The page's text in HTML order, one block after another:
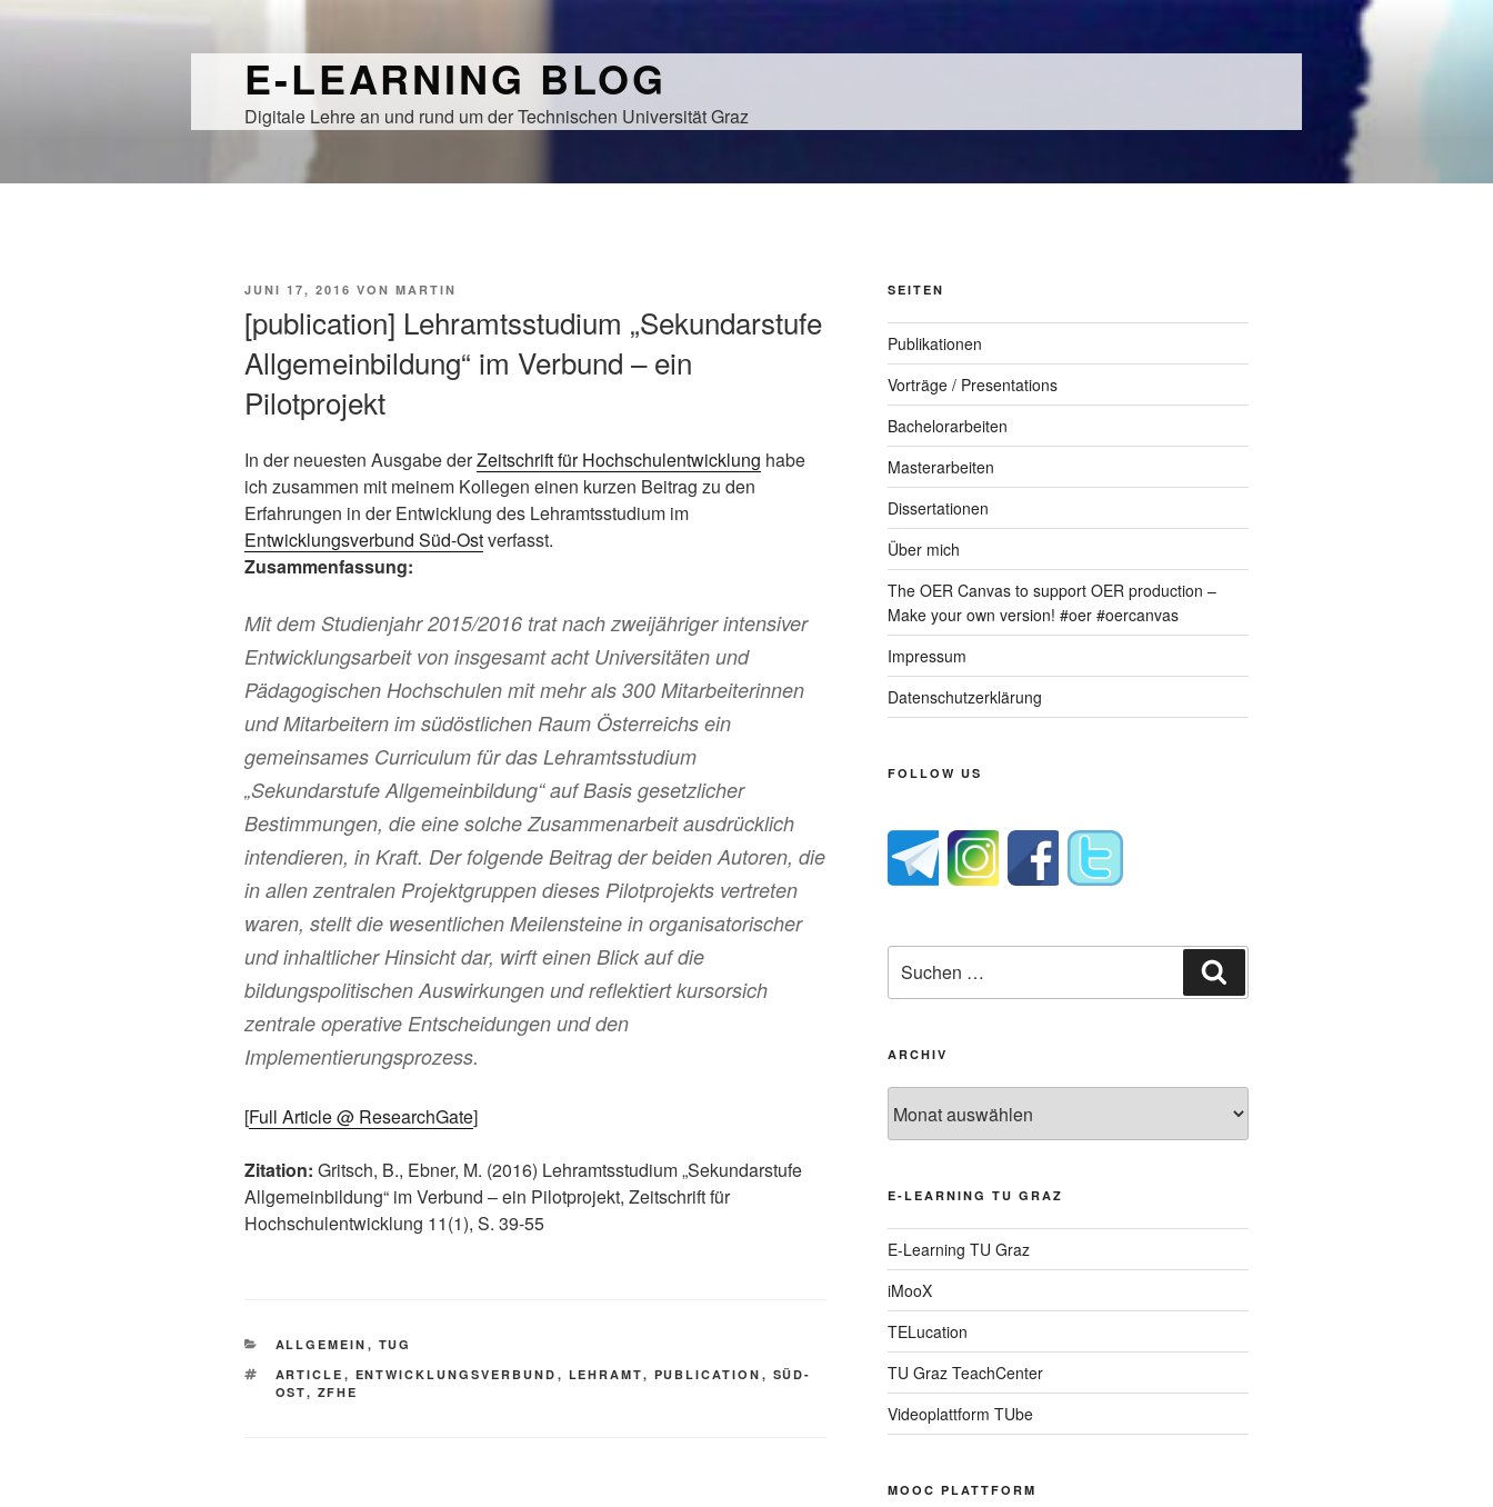
E-LEARNING BLOG
Digitale Lehre an und rund um der Technischen Universität Graz
VERÖFFENTLICHT
JUNI 17, 2016 VON MARTIN
[publication] Lehramtsstudium „Sekundarstufe
Allgemeinbildung“ im Verbund – ein
Pilotprojekt
In der neuesten Ausgabe derZeitschrift für Hochschulentwicklung habe
ich zusammen mit meinem Kollegen einen kurzen Beitrag zu den
Erfahrungen in der Entwicklung des Lehramtsstudium im
Entwicklungsverbund Süd-Ostverfasst.
Zusammenfassung:
Mit dem Studienjahr 2015/2016 trat nach zweijähriger intensiver
Entwicklungsarbeit von insgesamt acht Universitäten und
Pädagogischen Hochschulen mit mehr als 300 Mitarbeiterinnen
und Mitarbeitern im südöstlichen Raum Österreichs ein
gemeinsames Curriculum für das Lehramtsstudium
„Sekundarstufe Allgemeinbildung“ auf Basis gesetzlicher
Bestimmungen, die eine solche Zusammenarbeit ausdrücklich
intendieren, in Kraft. Der folgende Beitrag der beiden Autoren, die
in allen zentralen Projektgruppen dieses Pilotprojekts vertreten
waren, stellt die wesentlichen Meilensteine in organisatorischer
und inhaltlicher Hinsicht dar, wirft einen Blick auf die
bildungspolitischen Auswirkungen und reflektiert kursorsich
zentrale operative Entscheidungen und den
Implementierungsprozess.
[Full Article @ ResearchGate]
Zitation: Gritsch, B., Ebner, M. (2016) Lehramtsstudium „Sekundarstufe
Allgemeinbildung“ im Verbund – ein Pilotprojekt, Zeitschrift für
Hochschulentwicklung 11(1), S. 39-55
KATEGORIEN
ALLGEMEIN , TUG
SCHLAGWÖRTER
ARTICLE , ENTWICKLUNGSVERBUND , LEHRAMT, PUBLICATION , SÜD-
OST, ZFHE
SEITEN
Publikationen
Vorträge / Presentations
Bachelorarbeiten
Masterarbeiten
Dissertationen
Über mich
The OER Canvas to support OER production –
Make your own version! #oer #oercanvas
Impressum
Datenschutzerklärung
FOLLOW US
nach:
ARCHIV
E-LEARNING TU GRAZ
E-Learning TU Graz
iMooX
TELucation
TU Graz TeachCenter
Videoplattform TUbe
MOOC PLATTFORM